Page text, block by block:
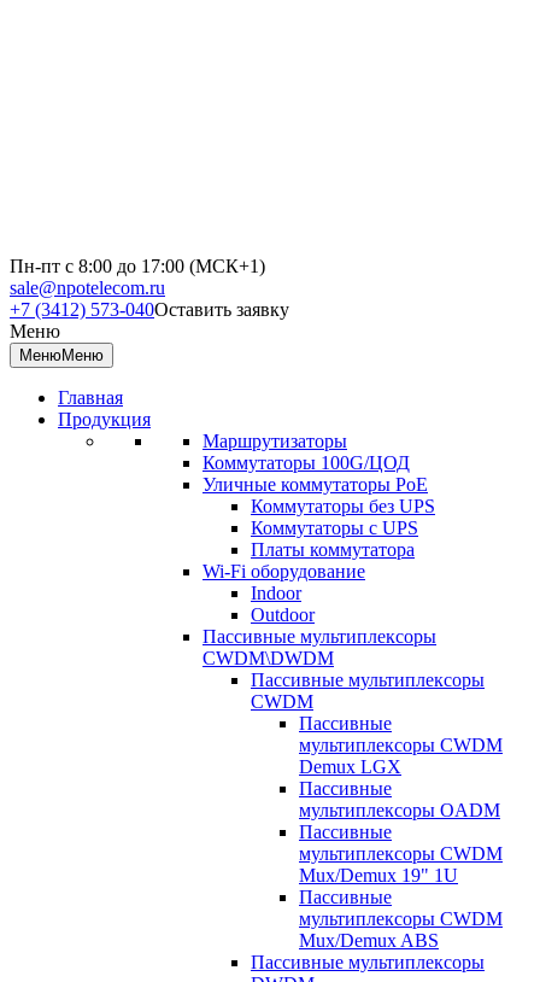
Пн-пт с 8:00 до 17:00 (МСК+1)
sale@npotelecom.ru
+7 (3412) 573-040Оставить заявку
Меню
МенюМеню
Главная
Продукция
Маршрутизаторы
Коммутаторы 100G/ЦОД
Уличные коммутаторы PoE
Коммутаторы без UPS
Коммутаторы с UPS
Платы коммутатора
Wi-Fi оборудование
Indoor
Outdoor
Пассивные мультиплексоры
CWDM\DWDM
Пассивные мультиплексоры
CWDM
Пассивные
мультиплексоры CWDM
Demux LGX
Пассивные
мультиплексоры OADM
Пассивные
мультиплексоры CWDM
Mux/Demux 19" 1U
Пассивные
мультиплексоры CWDM
Mux/Demux ABS
Пассивные мультиплексоры